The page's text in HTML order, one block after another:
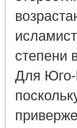
степени
Для Юго-